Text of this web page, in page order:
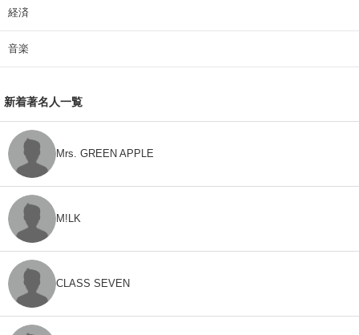
経済
音楽
新着著名人一覧
Mrs. GREEN APPLE
M!LK
CLASS SEVEN